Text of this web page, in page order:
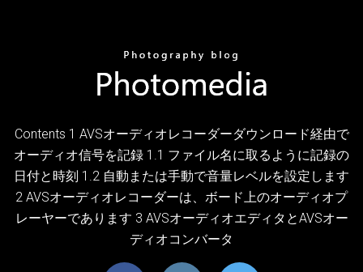
Contents 1 AVSオーディオレコーダーダウンロード経由で
オーディオ信号を記録 1.1 ファイル名に取るように記録の
日付と時刻 1.2 自動または手動で音量レベルを設定します
2 AVSオーディオレコーダーは、ボード上のオーディオプ
レーヤーであります 3 AVSオーディオエディタとAVSオー
ディオコンバータ